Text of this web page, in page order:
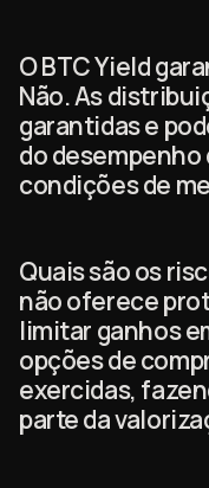
O BTC Yield
Não. As
garantidas e
do desempenho
condições de
Quais são os
não oferece
limitar ganhos
opções de
exercidas,
parte da